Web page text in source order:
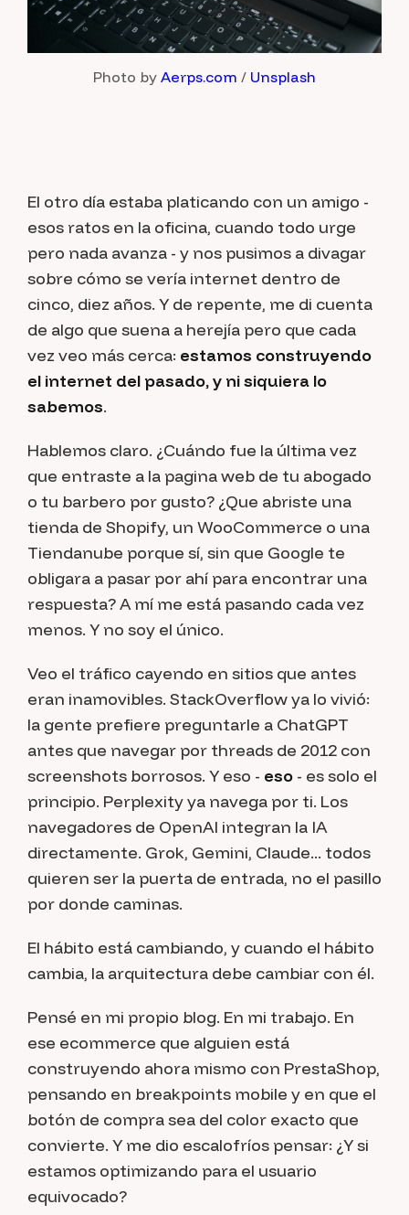
Photo by Aerps.com / Unsplash
El otro día estaba platicando con un amigo -
esos ratos en la oficina, cuando todo urge
pero nada avanza - y nos pusimos a divagar
sobre cómo se vería internet dentro de
cinco, diez años. Y de repente, me di cuenta
de algo que suena a herejía pero que cada
vez veo más cerca: estamos construyendo
el internet del pasado, y ni siquiera lo
sabemos.
Hablemos claro. ¿Cuándo fue la última vez
que entraste a la pagina web de tu abogado
o tu barbero por gusto? ¿Que abriste una
tienda de Shopify, un WooCommerce o una
Tiendanube porque sí, sin que Google te
obligara a pasar por ahí para encontrar una
respuesta? A mí me está pasando cada vez
menos. Y no soy el único.
Veo el tráfico cayendo en sitios que antes
eran inamovibles. StackOverflow ya lo vivió:
la gente prefiere preguntarle a ChatGPT
antes que navegar por threads de 2012 con
screenshots borrosos. Y eso - eso - es solo el
principio. Perplexity ya navega por ti. Los
navegadores de OpenAI integran la IA
directamente. Grok, Gemini, Claude... todos
quieren ser la puerta de entrada, no el pasillo
por donde caminas.
El hábito está cambiando, y cuando el hábito
cambia, la arquitectura debe cambiar con él.
Pensé en mi propio blog. En mi trabajo. En
ese ecommerce que alguien está
construyendo ahora mismo con PrestaShop,
pensando en breakpoints mobile y en que el
botón de compra sea del color exacto que
convierte. Y me dio escalofríos pensar: ¿Y si
estamos optimizando para el usuario
equivocado?